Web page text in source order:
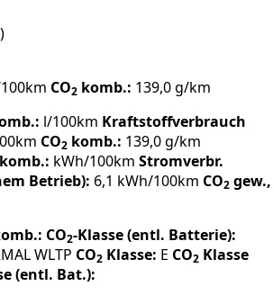
CO2 komb.: 139,0 g/km
l/100km Kraftstoffverbrauch
CO2 komb.: 139,0 g/km
kWh/100km Stromverbr.
Betrieb): 6,1 kWh/100km CO2 gew.,
CO2-Klasse (entl. Batterie):
WLTP CO2 Klasse: E CO2 Klasse
(entl. Bat.):